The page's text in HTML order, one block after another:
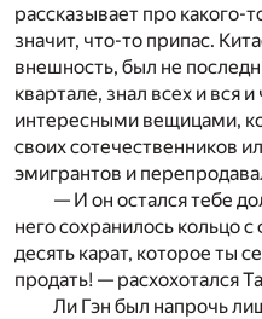
рассказывает про какого-
значит, что-то припас.
внешность, был не
квартале, знал всех и вся
интересными вещицами,
своих сотечественников
эмигрантов и
— И он остался тебе
него сохранилось кольцо
десять карат, которое ты
продать! — расхохотался
Ли Гэн был напрочь